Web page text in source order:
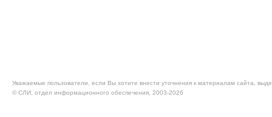
Уважаемые пользователи, если Вы хотите внести уточнения к материалам сайта,
© CЛИ, отдел информационного обеспечения, 2003-2026